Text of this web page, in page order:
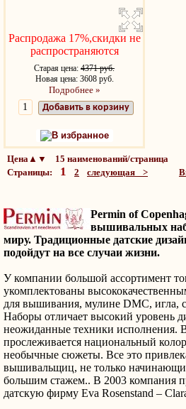
Распродажа 17%,скидки не
распространяются
Старая цена: 4371 руб.
Новая цена: 3608 руб.
Подробнее »
Добавить в корзину
В избранное
Цена▲▼ 15 наименований/страница
Страницы: 1 2 следующая >
Permin of
вышивальных
миру. Традиционные датские
подойдут на все случаи жизни.
У компании большой ассортимент
укомплектованы
для вышивания, мулине DMC, игла,
Наборы отличает высокий уровень
неожиданные техники исполнения.
прослеживается национальный
необычные сюжеты. Все это
вышивальщиц, не только
большим стажем.. В 2003 компания
датскую фирму Eva Rosenstand –